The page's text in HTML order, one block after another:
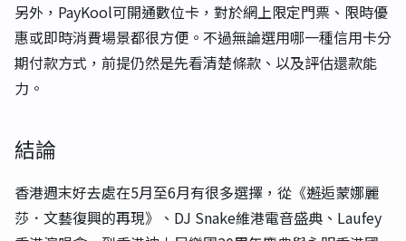
另外，PayKool可開通數位卡，對於網上限定門票、限時優
惠或即時消費場景都很方便。不過無論選用哪一種信用卡分
期付款方式，前提仍然是先看清楚條款、以及評估還款能
力。
結論
香港週末好去處在5月至6月有很多選擇，從《邂逅蒙娜麗
莎．文藝復興的再現》、DJ Snake維港電音盛典、Laufey